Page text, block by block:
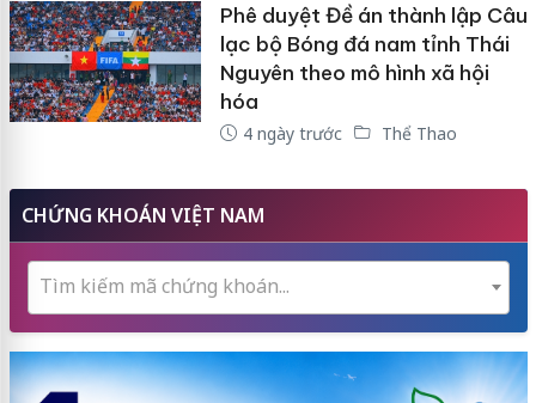
Phê duyệt Đề án thành lập Câu
lạc bộ Bóng đá nam tỉnh Thái
Nguyên theo mô hình xã hội
hóa
4 ngày trước Thể Thao
CHỨNG KHOÁN VIỆT NAM
Tìm kiếm mã chứng khoán...